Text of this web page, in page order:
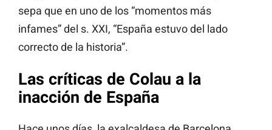
sepa que en uno de los “momentos más
infames” del s. XXI, “España estuvo del lado
correcto de la historia”.
Las críticas de Colau a la
inacción de España